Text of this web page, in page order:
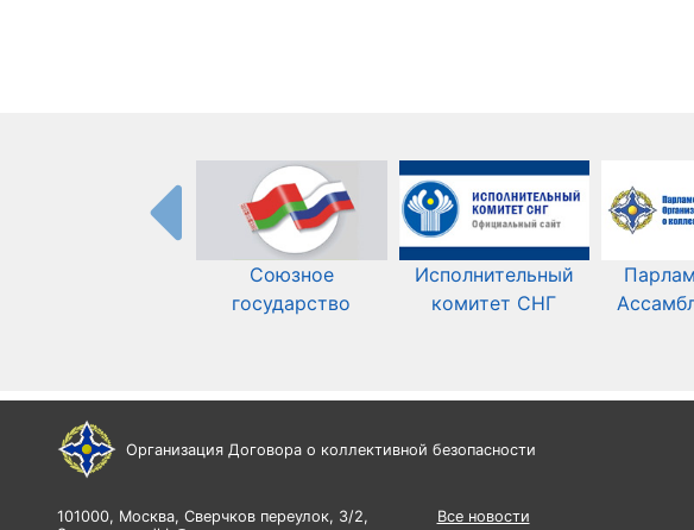
Союзное
государство
Исполнительный
комитет СНГ
Организация Договора о коллективной безопасности
101000, Москва, Сверчков переулок, 3/2,
Все новости